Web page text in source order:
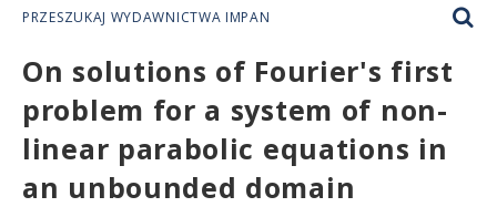
PRZESZUKAJ WYDAWNICTWA IMPAN
On solutions of Fourier's first
problem for a system of non-
linear parabolic equations in
an unbounded domain